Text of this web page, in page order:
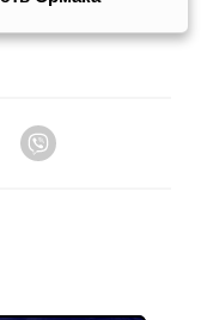
Telegram